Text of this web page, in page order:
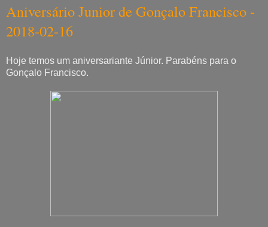
Aniversário Junior de Gonçalo Francisco -
2018-02-16
Hoje temos um aniversariante Júnior. Parabéns para o
Gonçalo Francisco.